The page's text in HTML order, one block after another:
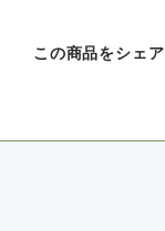
この商品をシェア